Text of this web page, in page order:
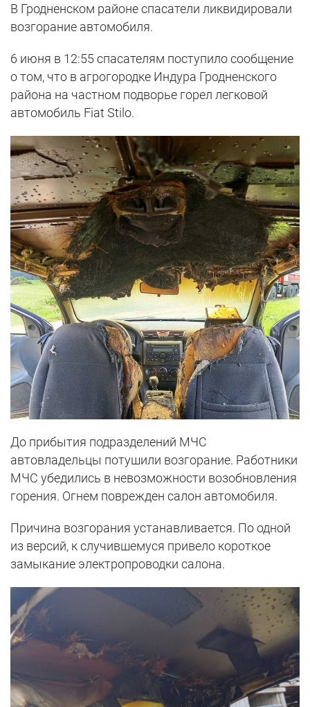
В Гродненском районе спасатели ликвидировали
возгорание автомобиля.
6 июня в 12:55 спасателям поступило сообщение
о том, что в агрогородке Индура Гродненского
района на частном подворье горел легковой
автомобиль Fiat Stilo.
До прибытия подразделений МЧС
автовладельцы потушили возгорание. Работники
МЧС убедились в невозможности возобновления
горения. Огнем поврежден салон автомобиля.
Причина возгорания устанавливается. По одной
из версий, к случившемуся привело короткое
замыкание электропроводки салона.